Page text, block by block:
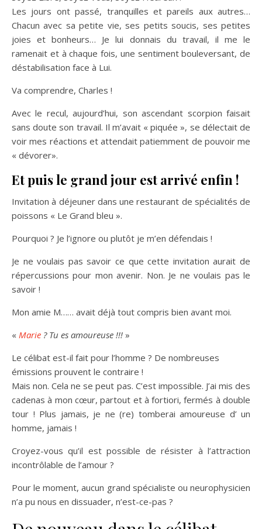
Les jours ont passé, tranquilles et pareils aux autres…
Chacun avec sa petite vie, ses petits soucis, ses petites
joies et bonheurs… Je lui donnais du travail, il me le
ramenait et à chaque fois, une sentiment bouleversant, de
déstabilisation face à Lui.
Va comprendre, Charles !
Avec le recul, aujourd’hui, son ascendant scorpion faisait
sans doute son travail. Il m’avait « piquée », se délectait de
voir mes réactions et attendait patiemment de pouvoir me
« dévorer».
Et puis le grand jour est arrivé enfin !
Invitation à déjeuner dans une restaurant de spécialités de
poissons « Le Grand bleu ».
Pourquoi ? Je l’ignore ou plutôt je m’en défendais !
Je ne voulais pas savoir ce que cette invitation aurait de
répercussions pour mon avenir. Non. Je ne voulais pas le
savoir !
Mon amie M…… avait déjà tout compris bien avant moi.
« Marie ? Tu es amoureuse !!! »
Le célibat est-il fait pour l’homme ? De nombreuses
émissions prouvent le contraire !
Mais non. Cela ne se peut pas. C’est impossible. J’ai mis des
cadenas à mon cœur, partout et à fortiori, fermés à double
tour ! Plus jamais, je ne (re) tomberai amoureuse d’ un
homme, jamais !
Croyez-vous qu’il est possible de résister à l’attraction
incontrôlable de l’amour ?
Pour le moment, aucun grand spécialiste ou neurophysicien
n’a pu nous en dissuader, n’est-ce-pas ?